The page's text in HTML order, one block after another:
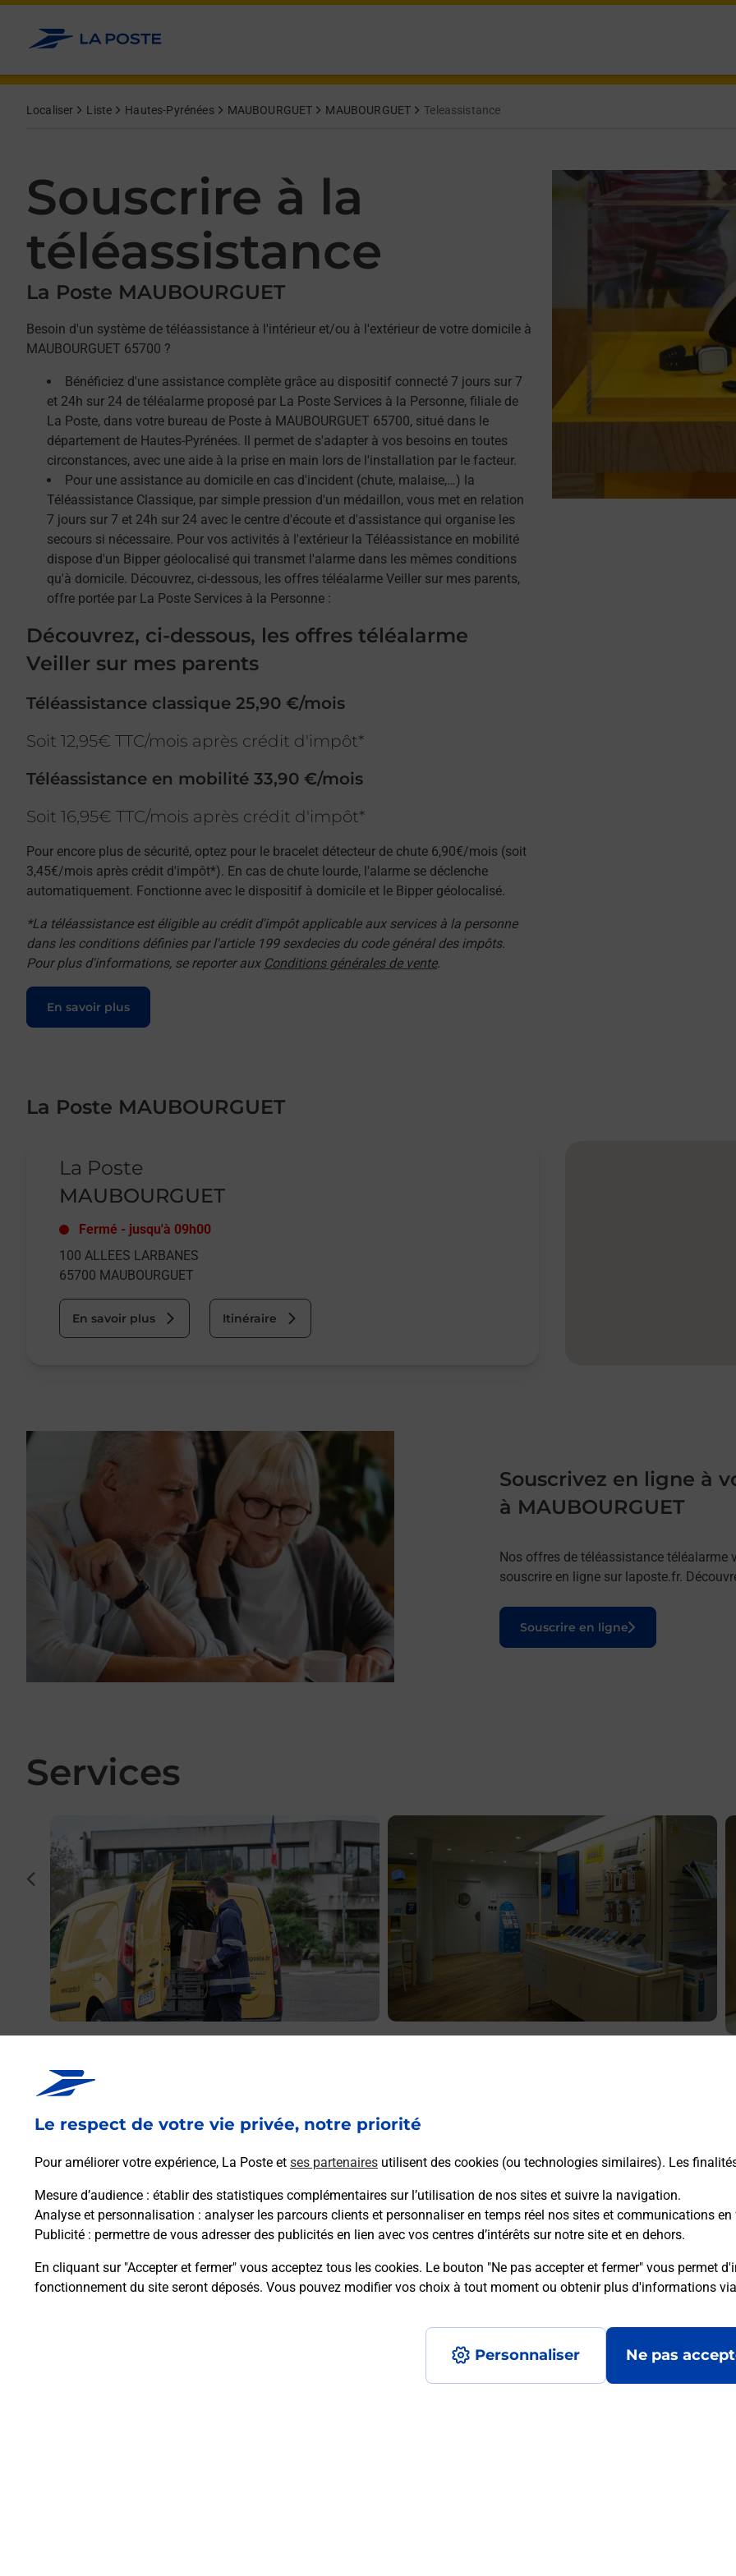
Le respect de votre vie privée, notre priorité
Pour améliorer votre expérience, La Poste et ses partenaires utilisent des cookies (ou technologies similaires). Les
Mesure d’audience : établir des statistiques complémentaires sur l’utilisation de nos sites et suivre la navigation.
Analyse et personnalisation : analyser les parcours clients et personnaliser en temps réel nos sites et communications
Publicité : permettre de vous adresser des publicités en lien avec vos centres d’intérêts sur notre site et en dehors.
En cliquant sur "Accepter et fermer" vous acceptez tous les cookies. Le bouton "Ne pas accepter et fermer" vous permet
fonctionnement du site seront déposés. Vous pouvez modifier vos choix à tout moment ou obtenir plus d'informations via
Personnaliser Ne pas
Allez au contenu
Localiser Liste Hautes-Pyrénées MAUBOURGUET MAUBOURGUET Teleassistance
Souscrire à la
téléassistance
La Poste MAUBOURGUET
Besoin d'un système de téléassistance à l'intérieur et/ou à l'extérieur de votre domicile à
MAUBOURGUET 65700 ?
Bénéficiez d'une assistance complète grâce au dispositif connecté 7 jours sur 7
et 24h sur 24 de téléalarme proposé par La Poste Services à la Personne, filiale de
La Poste, dans votre bureau de Poste à MAUBOURGUET 65700, situé dans le
département de Hautes-Pyrénées. Il permet de s'adapter à vos besoins en toutes
circonstances, avec une aide à la prise en main lors de l'installation par le facteur.
Pour une assistance au domicile en cas d'incident (chute, malaise,…) la
Téléassistance Classique, par simple pression d'un médaillon, vous met en relation
7 jours sur 7 et 24h sur 24 avec le centre d'écoute et d'assistance qui organise les
secours si nécessaire. Pour vos activités à l'extérieur la Téléassistance en mobilité
dispose d'un Bipper géolocalisé qui transmet l'alarme dans les mêmes conditions
qu'à domicile. Découvrez, ci-dessous, les offres téléalarme Veiller sur mes parents,
offre portée par La Poste Services à la Personne :
Découvrez, ci-dessous, les offres téléalarme
Veiller sur mes parents
Téléassistance classique 25,90 €/mois
Soit 12,95€ TTC/mois après crédit d'impôt*
Téléassistance en mobilité 33,90 €/mois
Soit 16,95€ TTC/mois après crédit d'impôt*
Pour encore plus de sécurité, optez pour le bracelet détecteur de chute 6,90€/mois (soit
3,45€/mois après crédit d'impôt*). En cas de chute lourde, l'alarme se déclenche
automatiquement. Fonctionne avec le dispositif à domicile et le Bipper géolocalisé.
*La téléassistance est éligible au crédit d'impôt applicable aux services à la personne
dans les conditions définies par l'article 199 sexdecies du code général des impôts.
Pour plus d'informations, se reporter aux Conditions générales de vente.
En savoir plus
Le lien s'ouvre dans un nouvel onglet
La Poste MAUBOURGUET
La Poste
MAUBOURGUET
Fermé - jusqu'à 09h00
100 ALLEES LARBANES
65700 MAUBOURGUET
En savoir plus Itinéraire
Souscrivez en ligne à
à MAUBOURGUET
Nos offres de téléassistance téléalarme
souscrire en ligne sur laposte.fr.
Souscrire en ligne
Le lien s'ouvre dans un nouvel onglet
Services
Vous souhaitez envoyer un colis depuis :
MAUBOURGUET (65700) ? Découvrez toutes les
solutions proposées par La Poste.
En savoir plus
En savoir plus
dans vos bureaux de Poste à MAUBOURGUET (65700) !
En savoir plus
Questions fréquemment posées
La téléassistance classique avec médaillon d’alarme qu’est ce que
Afficher ou masquer la réponse
Afficher ou masquer la réponse
Afficher ou masquer la réponse